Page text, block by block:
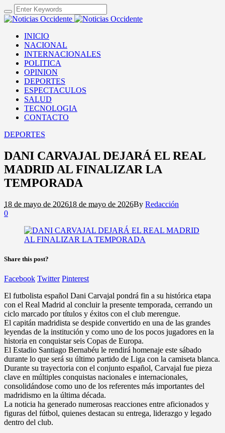
INICIO
NACIONAL
INTERNACIONALES
POLITICA
OPINION
DEPORTES
ESPECTACULOS
SALUD
TECNOLOGIA
CONTACTO
DEPORTES
DANI CARVAJAL DEJARÁ EL REAL
MADRID AL FINALIZAR LA
TEMPORADA
18 de mayo de 202618 de mayo de 2026By Redacción
0
Share this post?
Facebook Twitter Pinterest
El futbolista español Dani Carvajal pondrá fin a su histórica etapa
con el Real Madrid al concluir la presente temporada, cerrando un
ciclo marcado por títulos y éxitos con el club merengue.
El capitán madridista se despide convertido en una de las grandes
leyendas de la institución y como uno de los pocos jugadores en la
historia en conquistar seis Copas de Europa.
El Estadio Santiago Bernabéu le rendirá homenaje este sábado
durante lo que será su último partido de Liga con la camiseta blanca.
Durante su trayectoria con el conjunto español, Carvajal fue pieza
clave en múltiples conquistas nacionales e internacionales,
consolidándose como uno de los referentes más importantes del
madridismo en la última década.
La noticia ha generado numerosas reacciones entre aficionados y
figuras del fútbol, quienes destacan su entrega, liderazgo y legado
dentro del club.